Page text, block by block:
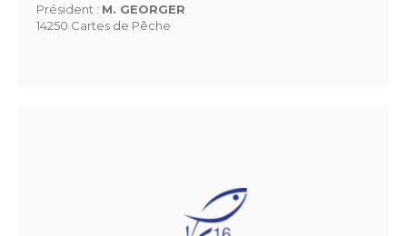
Président : M. GEORGER
14250 Cartes de Pêche